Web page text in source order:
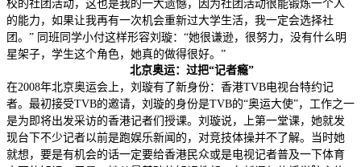
校的社团活动，这也是我的一大遗憾，因为社团活动很能锻炼一个人
的能力，如果让我再有一次机会重新过大学生活，我一定会选择社
团。” 同班同学小付这样形容刘璇：“她很谦逊，很努力，没有什么明
星架子，学生这个角色，她真的做得很好。”
北京奥运：过把“记者瘾”
在2008年北京奥运会上，刘璇有了新身份：香港TVB电视台特约记
者。最初接受TVB的邀请，刘璇的身份是TVB的“奥运大使”，工作之一
是为即将出发采访的香港记者们授课。刘璇说，上第一堂课，她就发
现台下不少记者以前是跑娱乐新闻的，对竞技体操并不了解。当时她
就想，要是有机会的话一定要给香港民众或是电视记者普及一下体育